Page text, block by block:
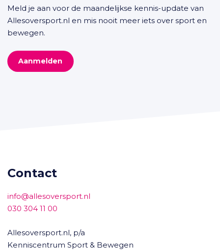
Meld je aan voor de maandelijkse kennis-update van
Allesoversport.nl en mis nooit meer iets over sport en
bewegen.
Aanmelden
Contact
info@allesoversport.nl
030 304 11 00
Allesoversport.nl, p/a
Kenniscentrum Sport & Bewegen